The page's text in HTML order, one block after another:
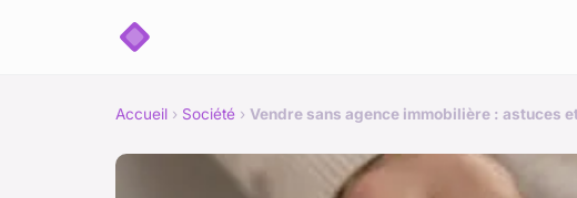
Accueil › Société › Vendre sans agence immobilière : astuces